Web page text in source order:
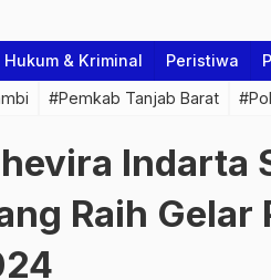
Hukum & Kriminal Peristiwa
#Pemkab Tanjab Barat
Indarta
Raih Gelar